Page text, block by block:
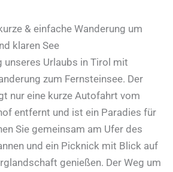
& einfache Wanderung um
klaren See
unseres Urlaubs in Tirol mit
zum Fernsteinsee. Der
nur eine kurze Autofahrt vom
entfernt und ist ein Paradies für
Sie gemeinsam am Ufer des
und ein Picknick mit Blick auf
genießen. Der Weg um